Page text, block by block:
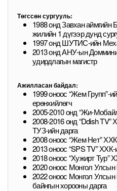
Төгссөн сургууль:
1988 онд Завхан
жилийн 1 дүгээр дунд
1997 онд ШУТИС-ийн
2013 онд АНУ-ын
удирдлагын магистр
Ажилласан байдал:
1999 оноос “Жем Групп”-
ерөнхийлөгч
2005-2010 онд “Жи-
2008-2016 онд “Ddish TV”
ТУЗ-ийн дарга
2008 оноос “Жем Нет”
2013 оноос “SPS TV” ХХК-
2018 оноос “Хужирт Тур”
2020 оноос Монгол
2022 оноос Монгол
байнгын хорооны дарга